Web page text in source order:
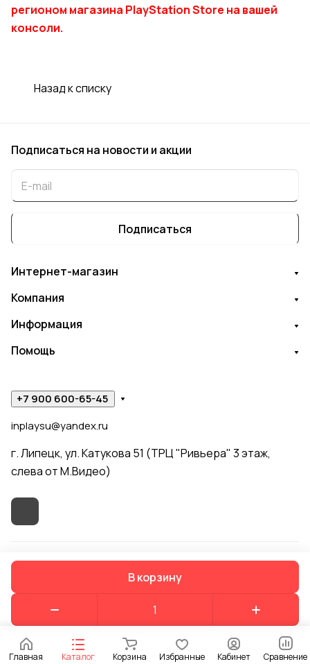
В корзину
регионом магазина PlayStation Store на вашей
консоли.
Назад к списку
Главная Каталог Корзина Избранные Кабинет Сравнение
Подписаться на новости и акции
Подписаться
Интернет-магазин
Компания
Информация
Помощь
+7 900 600-65-45
inplaysu@yandex.ru
г. Липецк, ул. Катукова 51 (ТРЦ "Ривьера" 3 этаж,
слева от М.Видео)
Оферта